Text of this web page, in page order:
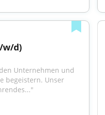
w/d)
Unternehmen und
begeistern. Unser